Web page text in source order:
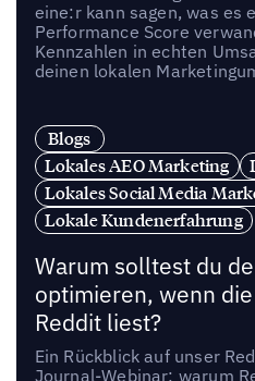
eine:r kann sagen, was es
Performance Score
Kennzahlen in echten
deinen lokalen
Blogs
Lokales AEO Marketing
Lokales Social Media
Lokale Kundenerfahrung
Warum solltest du
optimieren, wenn
Reddit liest?
Ein Rückblick auf unser
Journal-Webinar: warum